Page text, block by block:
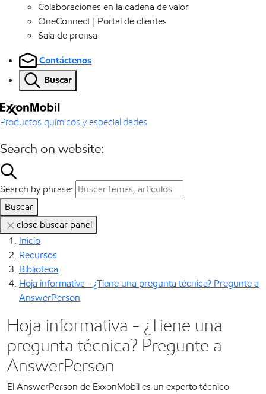
Colaboraciones en la cadena de valor
OneConnect | Portal de clientes
Sala de prensa
Contáctenos
Buscar
Productos químicos y especialidades
Search on website:
Search by phrase:
Buscar
close buscar panel
Inicio
Recursos
Biblioteca
Hoja informativa - ¿Tiene una pregunta técnica? Pregunte a
AnswerPerson
Hoja informativa - ¿Tiene una
pregunta técnica? Pregunte a
AnswerPerson
El AnswerPerson de ExxonMobil es un experto técnico